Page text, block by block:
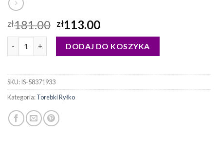
zł181.00 zł113.00
DODAJ DO KOSZYKA
SKU:IS-58371933
Kategoria:Torebki Ryłko